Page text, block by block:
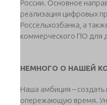
России. Основное
реализация цифровых
Россельхозбанка, а
коммерческого ПО для
НЕМНОГО О НАШЕЙ
Наша амбиция –
опережающую время.